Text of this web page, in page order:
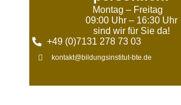
Montag – Freitag
09:00 Uhr – 16:30 Uhr
sind wir für Sie da!
+49 (0)7131 278 73 03
kontakt@bildungsinstitut-bte.de